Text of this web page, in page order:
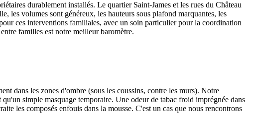
durablement installés. Le quartier Saint-James et les rues du Château
les volumes sont généreux, les hauteurs sous plafond marquantes, les
ces interventions familiales, avec un soin particulier pour la coordination
familles est notre meilleur baromètre.
dans les zones d'ombre (sous les coussins, contre les murs). Notre
simple masquage temporaire. Une odeur de tabac froid imprégnée dans
les composés enfouis dans la mousse. C'est un cas que nous rencontrons